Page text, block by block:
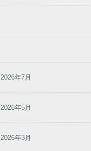
2026年7月
2026年5月
2026年3月